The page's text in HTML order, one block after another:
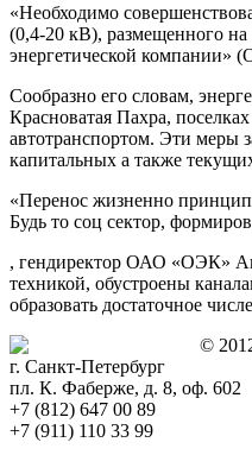
«Необходимо
(0,4-20 кВ), размещенного
энергетической
Сообразно его словам,
Красноватая Пахра,
автотранспортом. Эти меры
капитальных а также
«Перенос жизненно
Будь то соц сектор,
, гендиректор ОАО «ОЭК»
техникой, обустроены
образовать достаточное
©
г. Санкт-Петербург
пл. К. Фаберже, д. 8, оф. 602
+7 (812) 647 00 89
+7 (911) 110 33 99